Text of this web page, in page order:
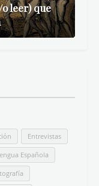
leer) que
Entrevistas
Española